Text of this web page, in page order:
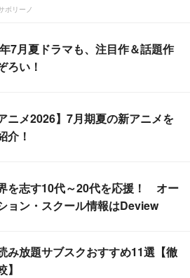
ボリーノ
7月夏ドラマも、注目作＆話題作
ろい！
ニメ2026】7月期夏の新アニメを
介！
を志す10代～20代を応援！ オー
ョン・スクール情報はDeview
み放題サブスクおすすめ11選【徹
】